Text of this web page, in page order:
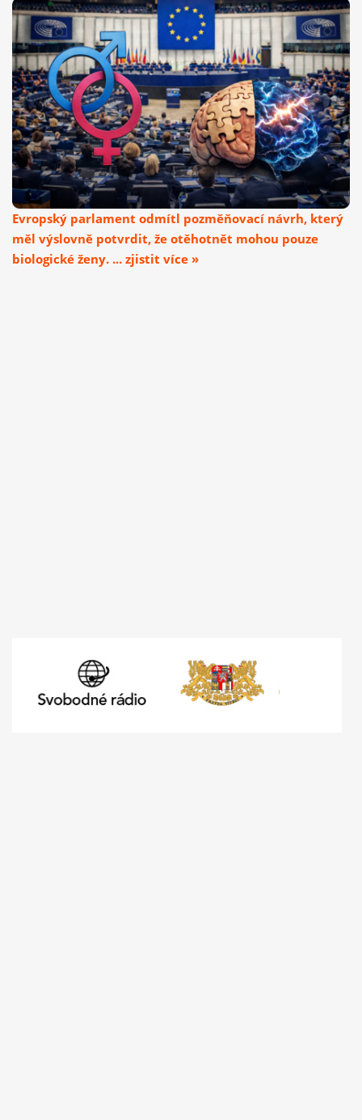
Evropský parlament odmítl pozměňovací návrh, který
měl výslovně potvrdit, že otěhotnět mohou pouze
biologické ženy. ... zjistit více »